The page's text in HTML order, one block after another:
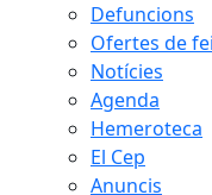
Defuncions
Ofertes de
Notícies
Agenda
Hemeroteca
El Cep
Anuncis